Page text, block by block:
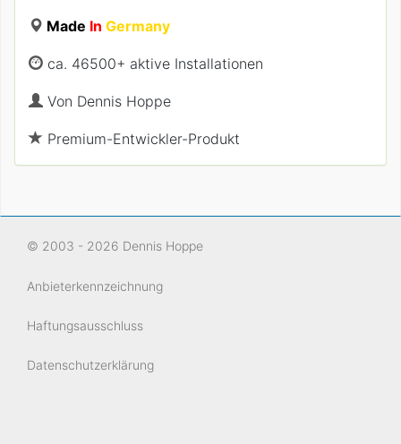
Made In Germany
ca. 46500+ aktive Installationen
Von Dennis Hoppe
Premium-Entwickler-Produkt
© 2003 - 2026 Dennis Hoppe
Anbieterkennzeichnung
Haftungsausschluss
Datenschutzerklärung